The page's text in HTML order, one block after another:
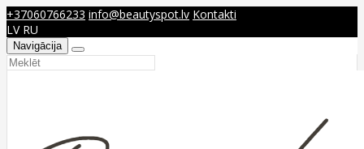
+37060766233 info@beautyspot.lv Kontakti
LV RU
Navigācija